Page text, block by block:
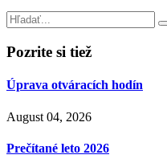
Pozrite si tiež
Úprava otváracích hodín
August 04, 2026
Prečítané leto 2026